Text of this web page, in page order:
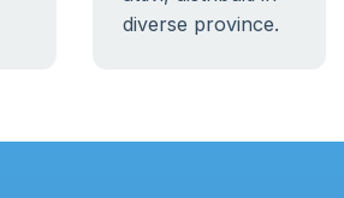
diverse province.